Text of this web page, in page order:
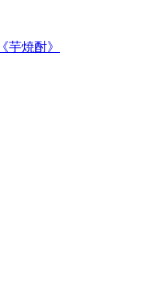
焼酎》